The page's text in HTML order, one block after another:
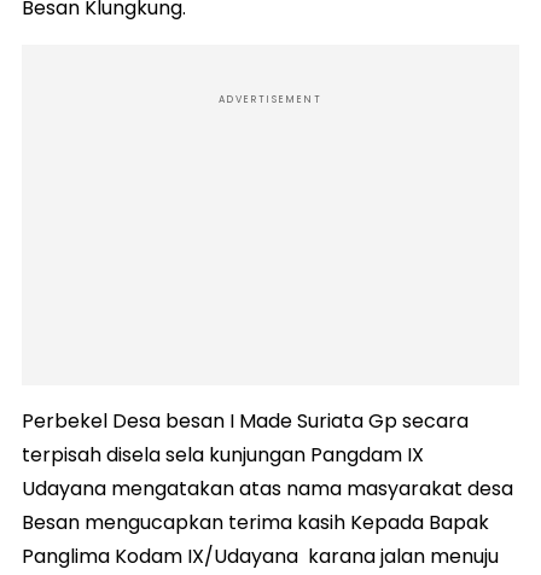
Besan Klungkung.
ADVERTISEMENT
Perbekel Desa besan I Made Suriata Gp secara
terpisah disela sela kunjungan Pangdam IX
Udayana mengatakan atas nama masyarakat desa
Besan mengucapkan terima kasih Kepada Bapak
Panglima Kodam IX/Udayana karana jalan menuju